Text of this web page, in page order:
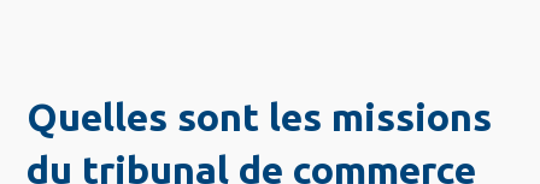
Quelles sont les missions
du tribunal de commerce